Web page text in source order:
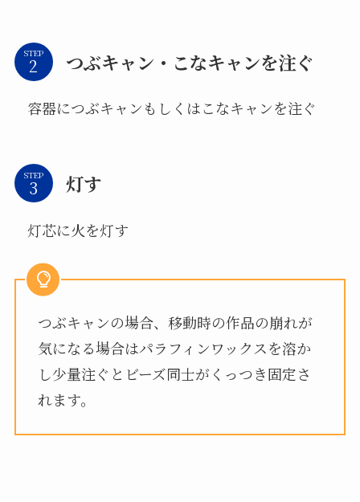
STEP つぶキャン・こなキャンを注ぐ
容器につぶキャンもしくはこなキャンを注ぐ
STEP 灯す
灯芯に火を灯す
つぶキャンの場合、移動時の作品の崩れが
気になる場合はパラフィンワックスを溶か
し少量注ぐとビーズ同士がくっつき固定さ
れます。